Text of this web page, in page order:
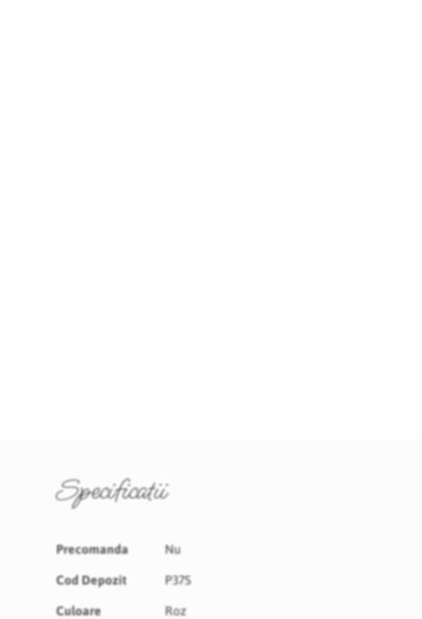
Specificatii
Specificatii
Precomanda Nu
Cod Depozit P37S
Culoare Roz